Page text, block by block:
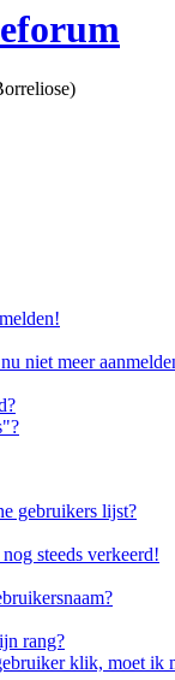
niet meer
gebruikers lijst?
steeds verkeerd!
rang?
klik, moet ik